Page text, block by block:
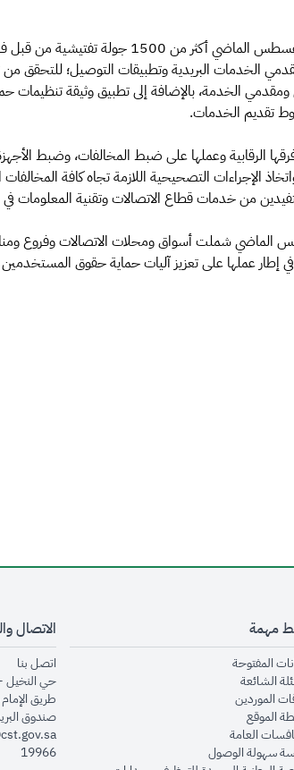
نفذت هيئة الاتصالات وتقنية المعلومات خلال شهر أغسطس الماضي أكثر من
الخدمات البريدية وتطبيقات التوصيل؛ للتحقق من
الخدمة، بالإضافة إلى تطبيق وثيقة تنظيمات
تقديم الخدمات.
الرقابية وعملها على ضبط المخالفات، وضبط
الإجراءات التصحيحية اللازمة تجاه كافة
من خدمات قطاع الاتصالات وتقنية المعلومات في
الماضي شملت أسواق ومحلات الاتصالات وفروع
عملها على تعزيز آليات حماية حقوق المستخدمين
مهمة
المفتوحةopens in new window
الشائعةopens in new window
الموردينopens in new window
الموقعopens in new window
العامةopens in new window
سهولة الوصولopens in new window
الاتصال
اتصل بنا
حي النخيل -
طريق
صندوق البريد 75606 –
19966